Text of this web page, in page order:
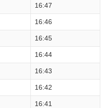
16:47
16:46
16:45
16:44
16:43
16:42
16:41